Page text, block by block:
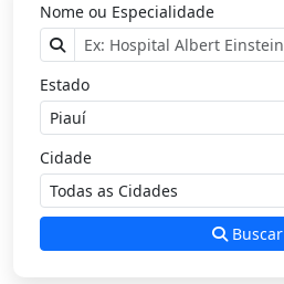
Nome ou Especialidade
Estado
Cidade
Buscar